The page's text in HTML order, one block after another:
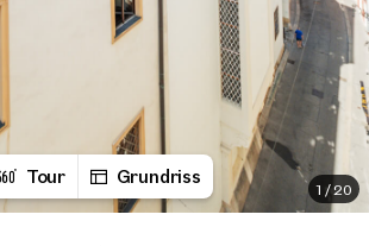
Tour Grundriss
1 /20
(optional)
Vorname
Nachname